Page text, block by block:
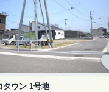
タウン 1号地